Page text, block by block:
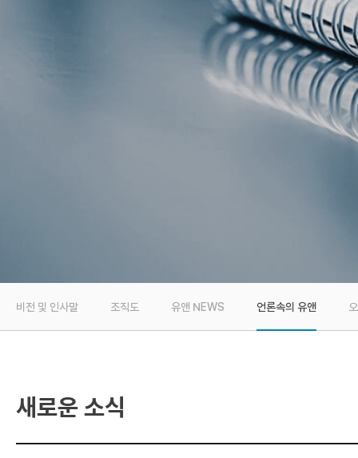
비전 및 인사말 조직도 유앤 NEWS 언론속의 유앤
새로운 소식